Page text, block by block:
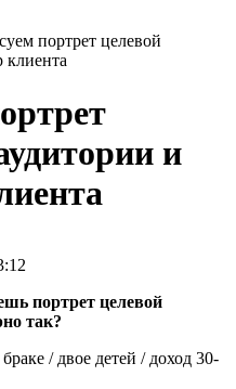
портрет целевой
клиента
и
портрет целевой
так?
/ двое детей / доход 30-